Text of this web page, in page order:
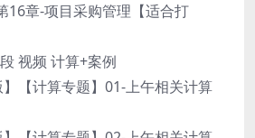
章-项目采购管理【适合打
视频 计算+案例
【计算专题】01-上午相关计算